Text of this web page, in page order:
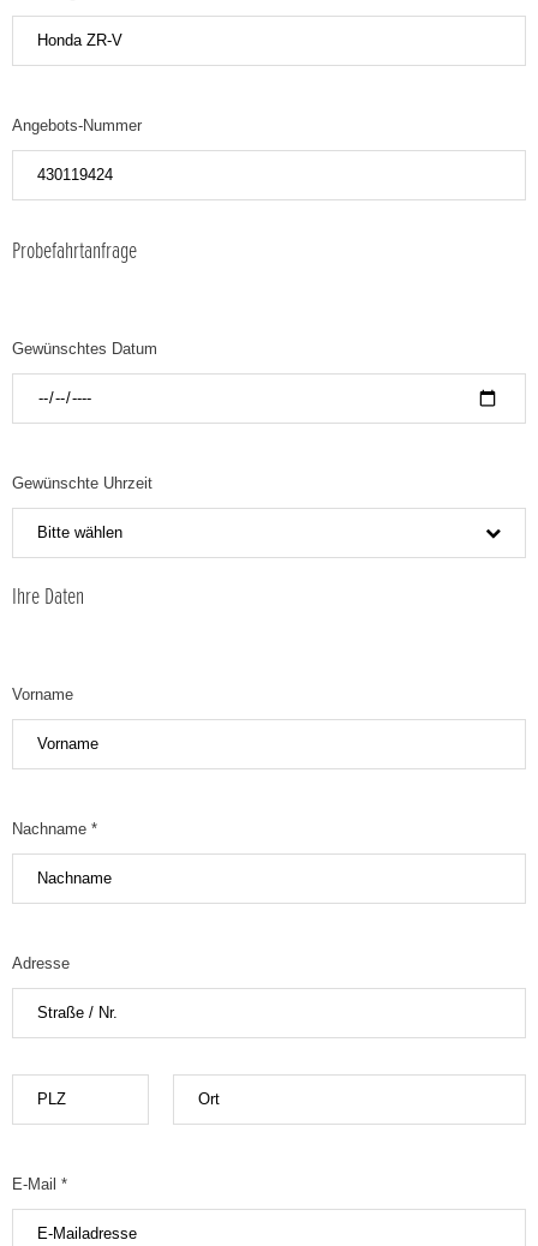
Angebots-Nummer
Probefahrtanfrage
Gewünschtes Datum
Gewünschte Uhrzeit
Bitte wählen
Ihre Daten
Vorname
Nachname *
Adresse
E-Mail *